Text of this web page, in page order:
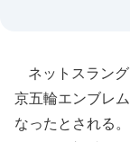
ネットスラン
京五輪エンブレ
なったとされる